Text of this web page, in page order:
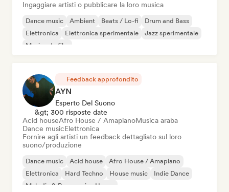
Ingaggiare artisti o pubblicare la loro musica
Dance music Ambient Beats / Lo-fi
Drum and Bass
Elettronica
Elettronica sperimentale
Jazz sperimentale
Musica da film
Feedback approfondito
AYN
Esperto Del Suono
&gt; 300 risposte date
Acid houseAfro House / AmapianoMusica araba
Dance musicElettronica
Fornire agli artisti un feedback dettagliato sul loro
suono/produzione
Dance music Acid house
Afro House / Amapiano
Elettronica
Hard Techno House music
Indie Dance
Melodic & Progressive House